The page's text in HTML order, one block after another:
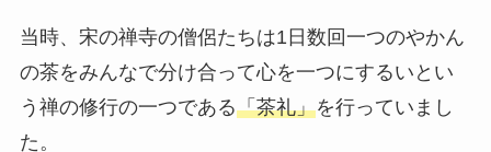
当時、宋の禅寺の僧侶たちは1日数回一つのやかん
の茶をみんなで分け合って心を一つにするいとい
う禅の修行の一つである「茶礼」を行っていまし
た。